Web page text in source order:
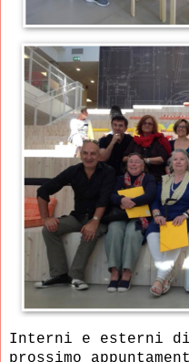
Interni e esterni di
prossimo